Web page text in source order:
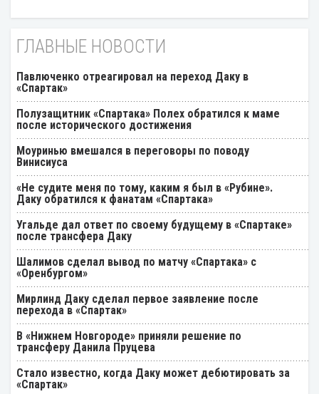
ГЛАВНЫЕ НОВОСТИ
Павлюченко отреагировал на переход Даку в
«Спартак»
Полузащитник «Спартака» Полех обратился к маме
после исторического достижения
Моуринью вмешался в переговоры по поводу
Винисиуса
«Не судите меня по тому, каким я был в «Рубине».
Даку обратился к фанатам «Спартака»
Угальде дал ответ по своему будущему в «Спартаке»
после трансфера Даку
Шалимов сделал вывод по матчу «Спартака» с
«Оренбургом»
Мирлинд Даку сделал первое заявление после
перехода в «Спартак»
В «Нижнем Новгороде» приняли решение по
трансферу Данила Пруцева
Стало известно, когда Даку может дебютировать за
«Спартак»